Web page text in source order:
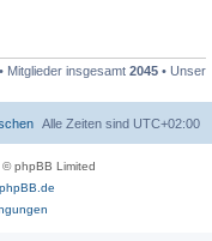
• Mitglieder insgesamt 2045 • Unser
Alle Zeiten sind UTC+02:00
phpBB Limited
phpBB.de